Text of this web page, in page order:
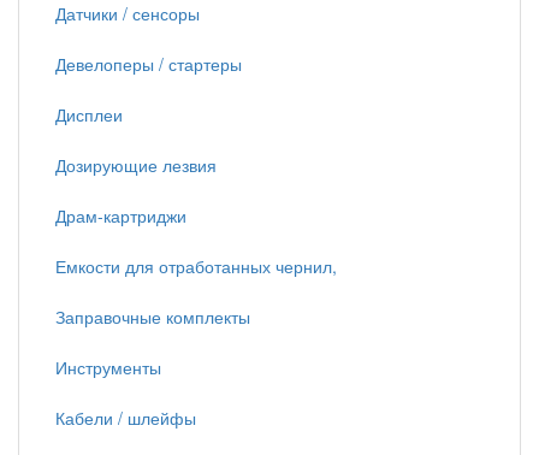
Датчики / сенсоры
Девелоперы / стартеры
Дисплеи
Дозирующие лезвия
Драм-картриджи
Емкости для отработанных чернил,
Заправочные комплекты
Инструменты
Кабели / шлейфы